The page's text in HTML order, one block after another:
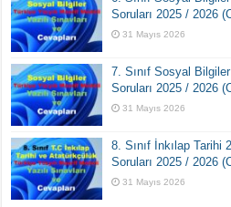
Soruları 2025 / 2026
31 Mayıs 2026
7. Sınıf Sosyal
Soruları 2025 / 2026
31 Mayıs 2026
8. Sınıf İnkılap Tarihi
Soruları 2025 / 2026
31 Mayıs 2026